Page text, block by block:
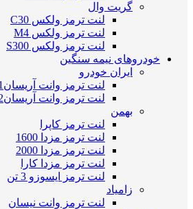
گریت وال
لنت ترمز ولکس C30
لنت ترمز ولکس M4
لنت ترمز ولکس S300
خودروهای نیمه سنگین
ایران خودرو
لنت ترمز وانت آریسان1
لنت ترمز وانت آریسان2
بهمن
لنت ترمز کاپرا
لنت ترمز مزدا 1600
لنت ترمز مزدا 2000
لنت ترمز مزدا کارا
لنت ترمز ایسوزو 3 تن
زامیاد
لنت ترمز وانت نیسان